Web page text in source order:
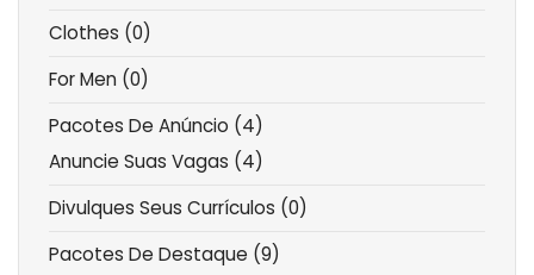
Clothes (0)
For Men (0)
Pacotes De Anúncio (4)
Anuncie Suas Vagas (4)
Divulques Seus Currículos (0)
Pacotes De Destaque (9)